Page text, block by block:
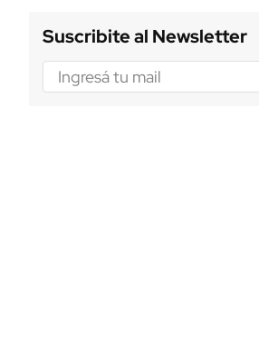
Suscribite al Newsletter